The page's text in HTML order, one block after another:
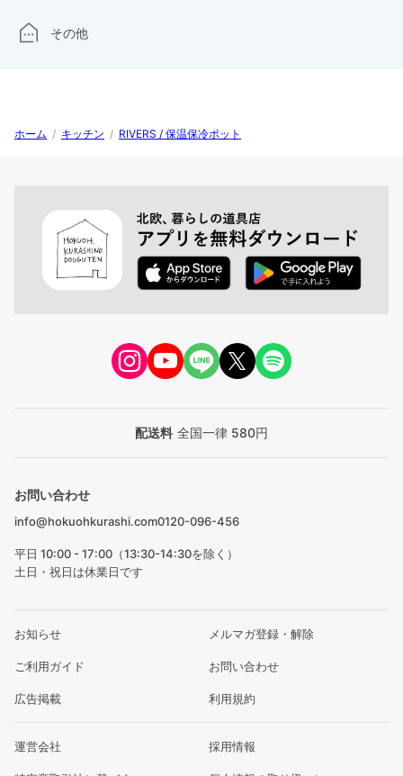
その他
ホーム / キッチン / RIVERS / 保温保冷ポット
配送料 全国一律 580円
お問い合わせ
info@hokuohkurashi.com0120-096-456
平日 10:00 - 17:00（13:30-14:30を除く）
土日・祝日は休業日です
お知らせ メルマガ登録・解除
ご利用ガイド お問い合わせ
広告掲載 利用規約
運営会社 採用情報